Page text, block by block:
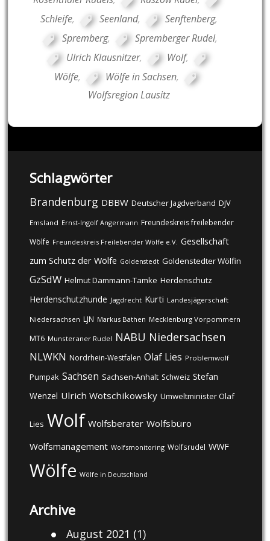
Schleife, Seenland, Senftenberg,
Spremberg, Spremberger Rudel,
Ulrich Klausnitzer, Wolf,
Wölfe, Wölfe in Sachsen,
Wolfsregion Lausitz
Schlagwörter
Brandenburg DBBW Deutscher Jagdverband DJV
Emsland Ernst-Ingolf Angermann Freundeskreis freilebender
Wölfe Freundeskreis Freilebender Wölfe e.V. Gesellschaft
zum Schutz der Wölfe Goldenstedt Goldenstedter Wölfin
GzSdW Helmut Dammann-Tamke Herdenschutz
Herdenschutzhunde Jagdrecht Kurti Landesjägerschaft
Niedersachsen LJN Markus Bathen Mecklenburg Vorpommern
MT6 Munsteraner Rudel NABU Niedersachsen
NLWKN Nordrhein-Westfalen Olaf Lies Problemwolf
Pumpak Sachsen Sachsen-Anhalt Schweiz Stefan
Wenzel Ulrich Wotschikowsky Umweltminister Olaf
Lies Wolf Wolfsberater Wolfsbüro
Wolfsmanagement Wolfsmonitoring Wolfsrudel WWF
Wölfe Wölfe in Deutschland
Archive
August 2021 (1)